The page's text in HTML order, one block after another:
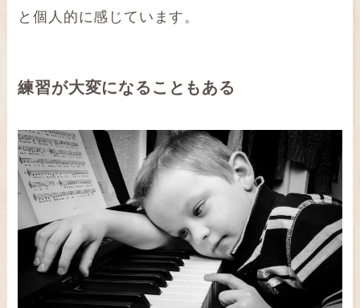
と個人的に感じています。
練習が大変になることもある